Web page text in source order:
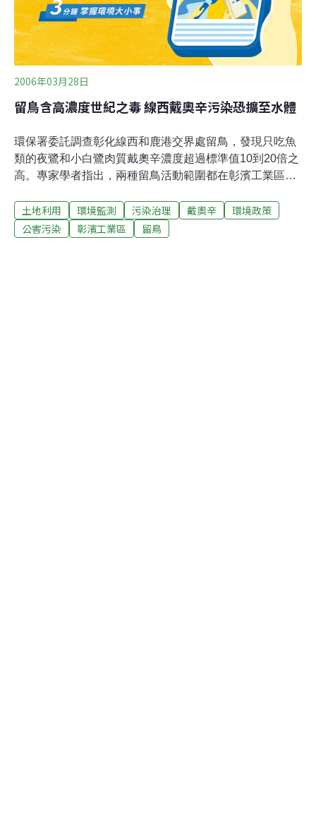
2006年03月28日
留鳥含高濃度世紀之毒 線西戴奧辛污染恐擴至水體
環保署委託調查彰化線西和鹿港交界處留鳥，發現只吃魚
類的夜鷺和小白鷺肉質戴奧辛濃度超過標準值10到20倍之
高。專家學者指出，兩種留鳥活動範圍都在彰濱工業區周
保護處處長楊之遠強調，留鳥體內檢測出的戴奧辛指數，
和線西鄉所產鴨蛋及台灣鋼聯公司排放戴奧辛圖譜不一
土地利用 環境監測 污染治理 戴奧辛
環境政策
公害污染
彰濱工業區 留鳥